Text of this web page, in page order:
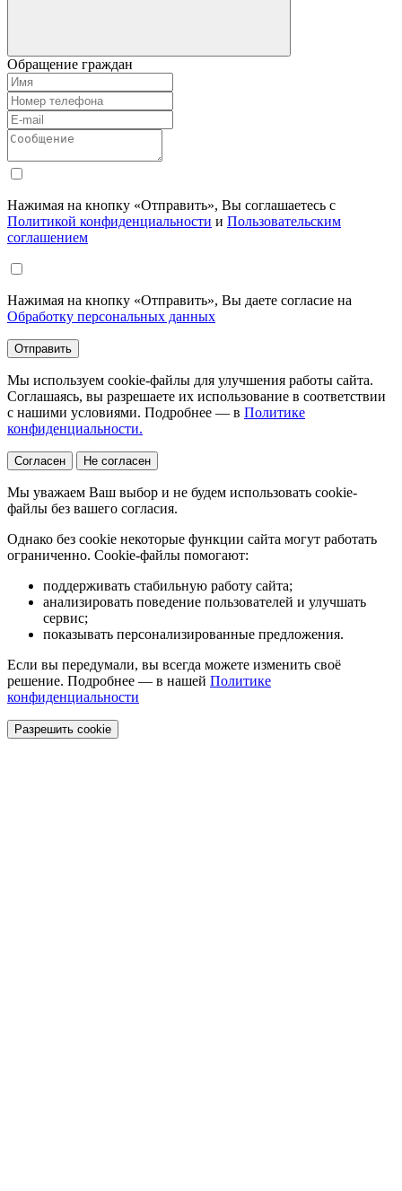
Обращение граждан
Нажимая на кнопку «Отправить», Вы соглашаетесь с
Политикой конфиденциальности и Пользовательским
соглашением
Нажимая на кнопку «Отправить», Вы даете согласие на
Обработку персональных данных
Отправить
Мы используем cookie-файлы для улучшения работы сайта.
Соглашаясь, вы разрешаете их использование в соответствии
с нашими условиями. Подробнее — в Политике
конфиденциальности.
Согласен Не согласен
Мы уважаем Ваш выбор и не будем использовать cookie-
файлы без вашего согласия.
Однако без cookie некоторые функции сайта могут работать
ограниченно. Cookie-файлы помогают:
поддерживать стабильную работу сайта;
анализировать поведение пользователей и улучшать
сервис;
показывать персонализированные предложения.
Если вы передумали, вы всегда можете изменить своё
решение. Подробнее — в нашей Политике
конфиденциальности
Разрешить cookie